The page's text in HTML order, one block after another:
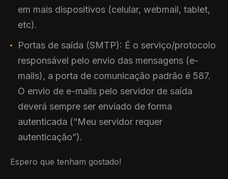
em mais dispositivos (celular, webmail, tablet,
etc).
Portas de saída (SMTP): É o serviço/protocolo
responsável pelo envio das mensagens (e-
mails), a porta de comunicação padrão é 587.
O envio de e-mails pelo servidor de saída
deverá sempre ser enviado de forma
autenticada (“Meu servidor requer
autenticação”).
Espero que tenham gostado!